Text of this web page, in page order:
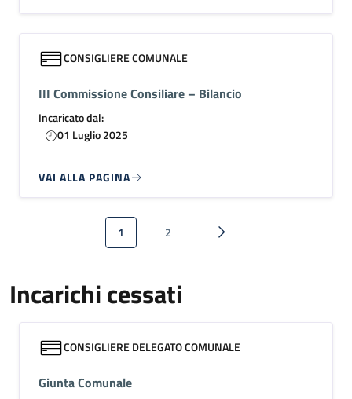
CONSIGLIERE COMUNALE
III Commissione Consiliare – Bilancio
Incaricato dal:
01 Luglio 2025
VAI ALLA PAGINA
Paginazione
Pagina attuale
1 Pagina
2 Pagina successiva
Incarichi cessati
CONSIGLIERE DELEGATO COMUNALE
Giunta Comunale